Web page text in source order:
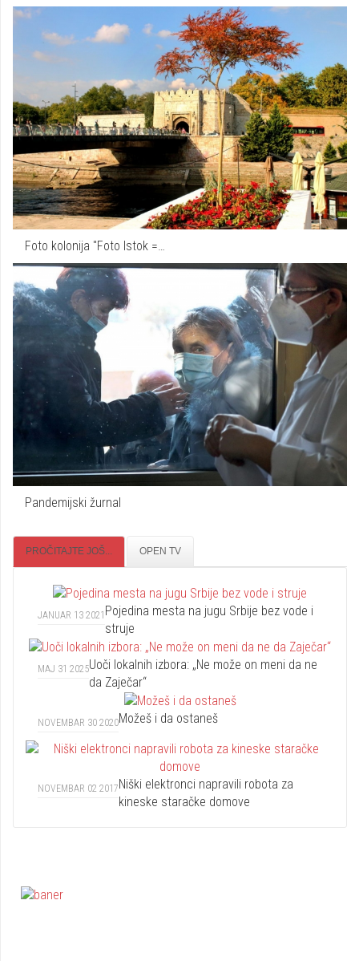
Foto kolonija "Foto Istok =…
Pandemijski žurnal
PROČITAJTE JOŠ... OPEN TV
JANUAR 13 2021 Pojedina mesta na jugu Srbije bez vode i
struje
MAJ 31 2025Uoči lokalnih izbora: „Ne može on meni da ne
da Zaječar“
NOVEMBAR 30 2020Možeš i da ostaneš
NOVEMBAR 02 2017Niški elektronci napravili robota za
kineske staračke domove